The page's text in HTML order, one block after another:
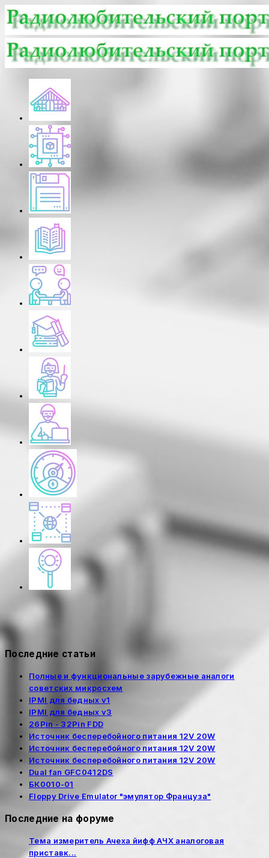
Последние статьи
Полные и функциональные зарубежные аналоги
советских микросхем
IPMI для бедных v1
IPMI для бедных v3
26Pin - 32Pin FDD
Источник бесперебойного питания 12V 20W
Источник бесперебойного питания 12V 20W
Источник бесперебойного питания 12V 20W
Dual fan GFC0412DS
БК0010-01
Floppy Drive Emulator "эмулятор Француза"
Последние на форуме
Тема измеритель Ачеха йифф АЧХ аналоговая
приставк...